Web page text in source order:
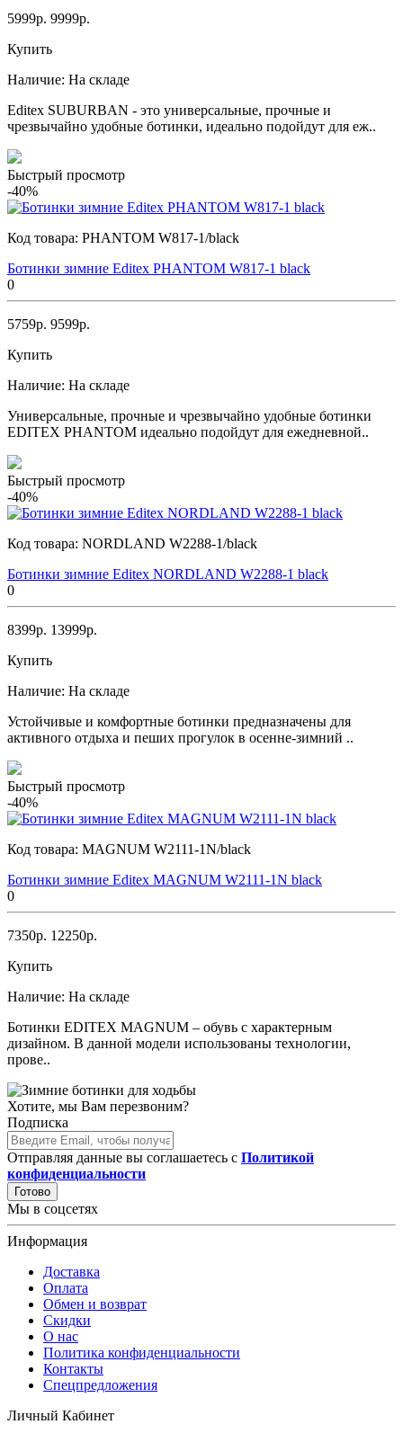
5999р. 9999р.
Купить
Наличие: На складе
Editex SUBURBAN - это универсальные, прочные и
чрезвычайно удобные ботинки, идеально подойдут для еж..
Быстрый просмотр
-40%
Код товара: PHANTOM W817-1/black
Ботинки зимние Editex PHANTOM W817-1 black
0
5759р. 9599р.
Купить
Наличие: На складе
Универсальные, прочные и чрезвычайно удобные ботинки
EDITEX PHANTOM идеально подойдут для ежедневной..
Быстрый просмотр
-40%
Код товара: NORDLAND W2288-1/black
Ботинки зимние Editex NORDLAND W2288-1 black
0
8399р. 13999р.
Купить
Наличие: На складе
Устойчивые и комфортные ботинки предназначены для
активного отдыха и пеших прогулок в осенне-зимний ..
Быстрый просмотр
-40%
Код товара: MAGNUM W2111-1N/black
Ботинки зимние Editex MAGNUM W2111-1N black
0
7350р. 12250р.
Купить
Наличие: На складе
Ботинки EDITEX MAGNUM – обувь с характерным
дизайном. В данной модели использованы технологии,
прове..
Хотите, мы Вам перезвоним?
Подписка
Отправляя данные вы соглашаетесь с Политикой
конфиденциальности
Готово
Мы в соцсетях
Информация
Доставка
Оплата
Обмен и возврат
Скидки
О нас
Политика конфиденциальности
Контакты
Спецпредложения
Личный Кабинет